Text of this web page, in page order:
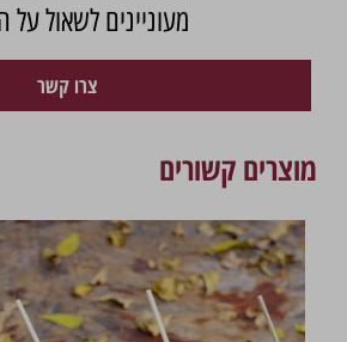
מעוניינים לשאול על
צרו קשר
מוצרים קשורים